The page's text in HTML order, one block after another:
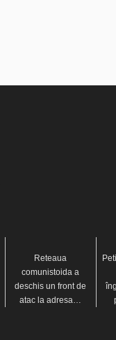
Reteaua
comunistoida a
deschis un front de
atac la adresa…